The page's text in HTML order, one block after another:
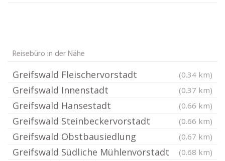
Reisebüro in der Nähe
Greifswald Fleischervorstadt (0.34 km)
Greifswald Innenstadt (0.37 km)
Greifswald Hansestadt (0.66 km)
Greifswald Steinbeckervorstadt (0.66 km)
Greifswald Obstbausiedlung (0.67 km)
Greifswald Südliche Mühlenvorstadt (0.68 km)